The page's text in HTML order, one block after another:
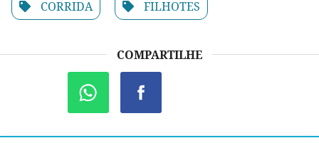
CORRIDA FILHOTES
COMPARTILHE